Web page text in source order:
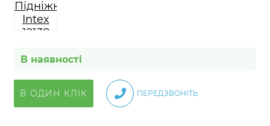
В наявності
В ОДИН КЛІК ПЕРЕДЗВОНІТЬ